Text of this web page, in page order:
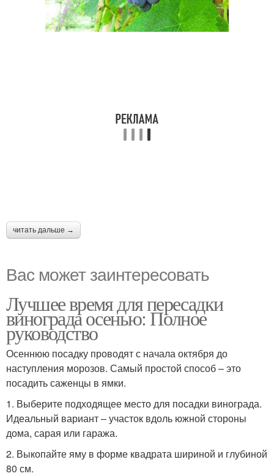
читать дальше →
Вас может заинтересовать
Лучшее время для пересадки
винограда осенью: Полное
руководство
Осеннюю посадку проводят с начала октября до
наступления морозов. Самый простой способ – это
посадить саженцы в ямки.
1. Выберите подходящее место для посадки винограда.
Идеальный вариант – участок вдоль южной стороны
дома, сарая или гаража.
2. Выкопайте яму в форме квадрата шириной и глубиной
80 см.